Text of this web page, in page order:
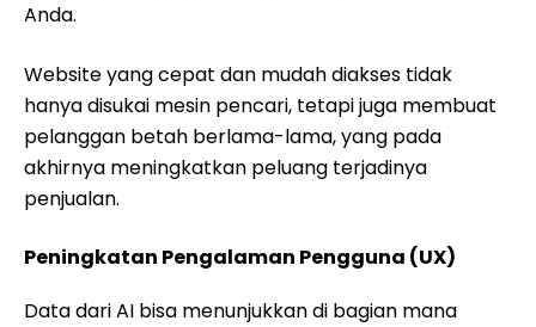
Anda.
Website yang cepat dan mudah diakses tidak
hanya disukai mesin pencari, tetapi juga membuat
pelanggan betah berlama-lama, yang pada
akhirnya meningkatkan peluang terjadinya
penjualan.
Peningkatan Pengalaman Pengguna (UX)
Data dari AI bisa menunjukkan di bagian mana